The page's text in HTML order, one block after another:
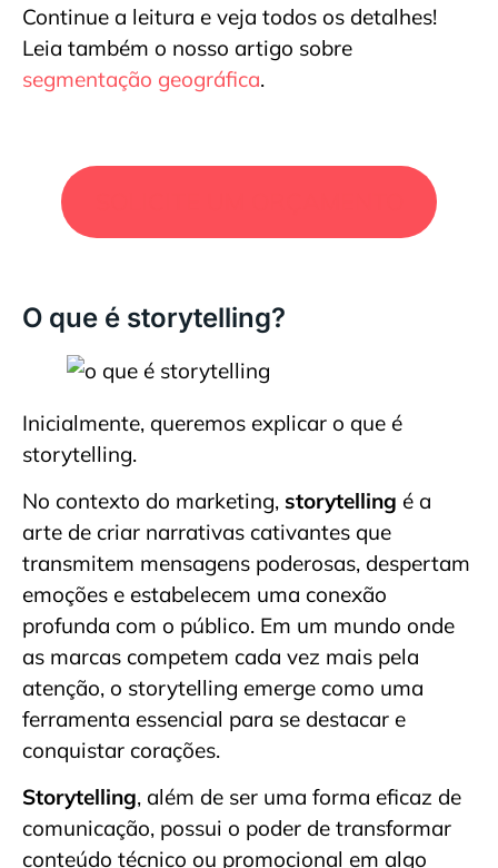
Continue a leitura e veja todos os detalhes!
Leia também o nosso artigo sobre
segmentação geográfica.
O que é storytelling?
Inicialmente, queremos explicar o que é
storytelling.
No contexto do marketing, storytelling é a
arte de criar narrativas cativantes que
transmitem mensagens poderosas, despertam
emoções e estabelecem uma conexão
profunda com o público. Em um mundo onde
as marcas competem cada vez mais pela
atenção, o storytelling emerge como uma
ferramenta essencial para se destacar e
conquistar corações.
Storytelling, além de ser uma forma eficaz de
comunicação, possui o poder de transformar
conteúdo técnico ou promocional em algo